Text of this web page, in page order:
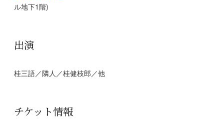
ル地下1階)
出演
桂三語／隣人／桂健枝郎／他
チケット情報